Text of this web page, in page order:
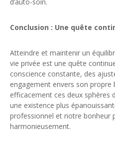
Conclusion : Une quête
Atteindre et maintenir un
vie privée est une quête
conscience constante, des
engagement envers son propre
efficacement ces deux sphères
une existence plus
professionnel et notre bonheur
harmonieusement.